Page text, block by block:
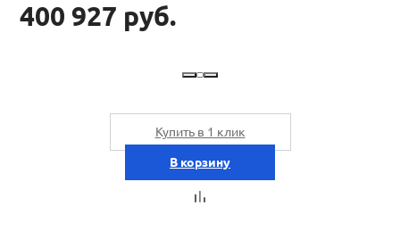
400 927 руб.
Купить в 1 клик
В корзину